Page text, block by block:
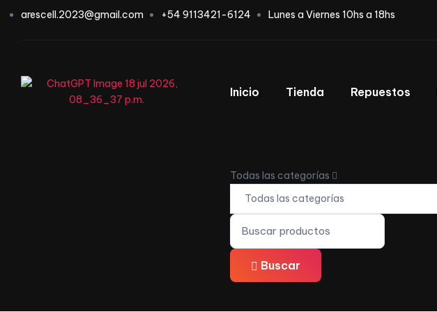
arescell.2023@gmail.com +54 9113421-6124 Lunes a Viernes 10hs a 18hs
Inicio Tienda Repuestos
Todas las categorías
Buscar